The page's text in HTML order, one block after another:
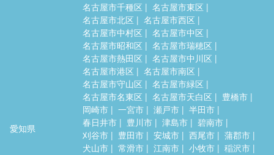
愛知県
名古屋市千種区
名古屋市東区
名古屋市北区
名古屋市西区
名古屋市中村区
名古屋市中区
名古屋市昭和区
名古屋市瑞穂区
名古屋市熱田区
名古屋市中川区
名古屋市港区
名古屋市南区
名古屋市守山区
名古屋市緑区
名古屋市名東区
名古屋市天白区
豊橋市
岡崎市
一宮市 瀬戸市
半田市
春日井市
豊川市 津島市
碧南市
刈谷市
豊田市 安城市 西尾市
蒲郡市
犬山市
常滑市 江南市 小牧市
稲沢市